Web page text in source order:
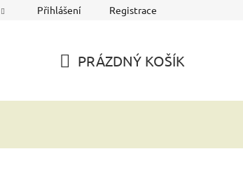
Přihlášení Registrace
PRÁZDNÝ KOŠÍK